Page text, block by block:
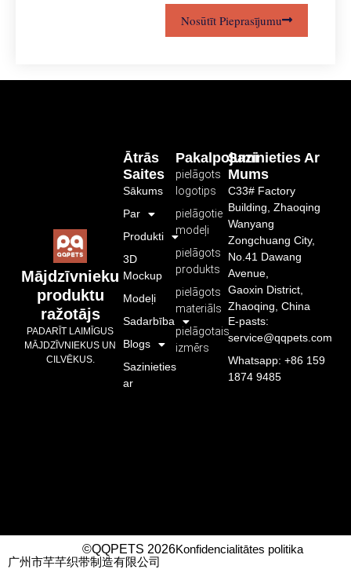
Nosūtīt Pieprasījumu
Mājdzīvnieku
produktu
ražotājs
PADARĪT LAIMĪGUS
MĀJDZĪVNIEKUS UN
CILVĒKUS.
Pakalpojumi
pielāgots
logotips
pielāgotie
modeļi
pielāgots
produkts
pielāgots
materiāls
pielāgotais
izmērs
Ātrās
Saites
Sākums
Par
Produkti
3D
Mockup
Modeļi
Sadarbība
Blogs
Sazinieties
ar
Sazinieties Ar
Mums
C33# Factory
Building, Zhaoqing
Wanyang
Zongchuang City,
No.41 Dawang
Avenue,
Gaoxin District,
Zhaoqing, China
E-pasts:
service@qqpets.com
Whatsapp: +86 159
1874 9485
©QQPETS 2026Konfidencialitātes politika
广州市芊芊织带制造有限公司